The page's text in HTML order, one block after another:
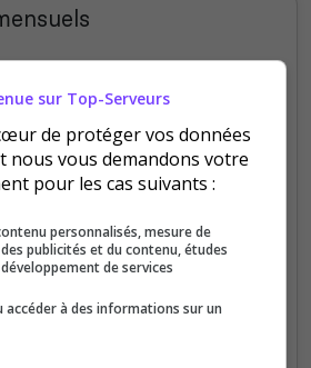
Jan Fév Mars Avr Mai Juil
sur Top-Serveurs
de protéger vos données
nous vous demandons votre
pour les cas suivants :
personnalisés, mesure de
publicités et du contenu, études
développement de services
à des informations sur un